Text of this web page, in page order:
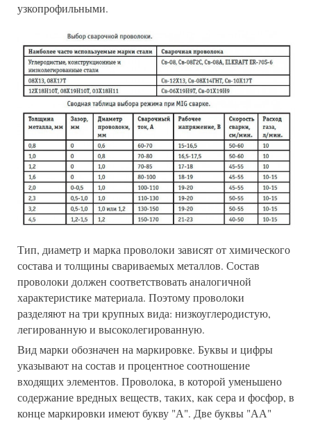
узкопрофильными.
Тип, диаметр и марка проволоки зависят от химического
состава и толщины свариваемых металлов. Состав
проволоки должен соответствовать аналогичной
характеристике материала. Поэтому проволоки
разделяют на три крупных вида: низкоуглеродистую,
легированную и высоколегированную.
Вид марки обозначен на маркировке. Буквы и цифры
указывают на состав и процентное соотношение
входящих элементов. Проволока, в которой уменьшено
содержание вредных веществ, таких, как сера и фосфор, в
конце маркировки имеют букву "А". Две буквы "АА"